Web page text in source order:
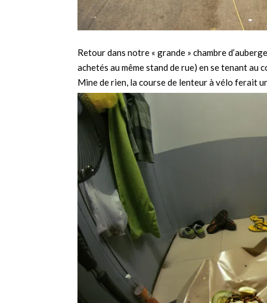
Retour dans notre « grande » chambre
achetés au même stand de rue) en se tenant au
Mine de rien, la course de lenteur à vélo ferait